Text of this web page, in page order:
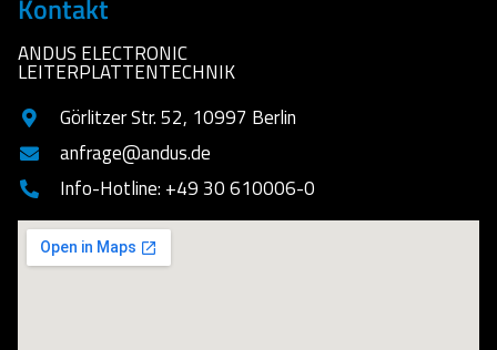
Kontakt
ANDUS ELECTRONIC
LEITERPLATTENTECHNIK
Görlitzer Str. 52, 10997 Berlin
anfrage@andus.de
Info-Hotline: +49 30 610006-0